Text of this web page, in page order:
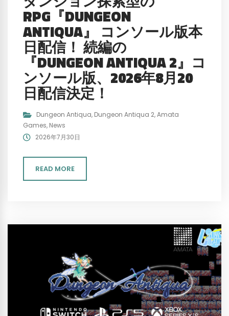
RPG『DUNGEON
ANTIQUA』 コンソール版本
日配信！ 続編の
『DUNGEON ANTIQUA 2』コ
ンソール版、2026年8月20
日配信決定！
Dungeon Antiqua, Dungeon Antiqua 2,Amata
Games, News
2026年7月30日
READ MORE